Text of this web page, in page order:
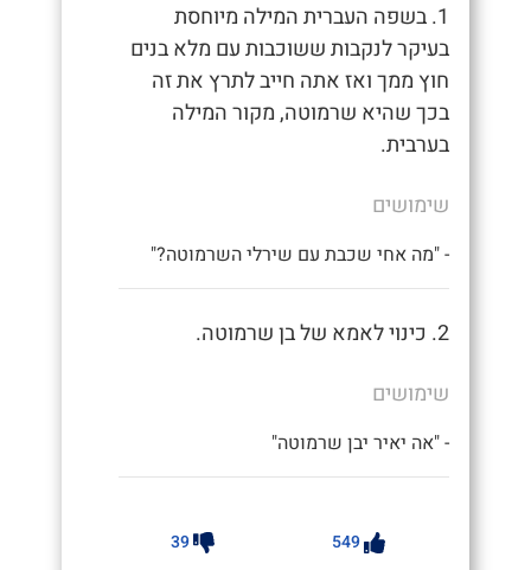
1. בשפה העברית המילה מיוחסת
בעיקר לנקבות ששוכבות עם מלא בנים
חוץ ממך ואז אתה חייב לתרץ את זה
בכך שהיא שרמוטה, מקור המילה
בערבית.
שימושים
- "מה אחי שכבת עם שירלי השרמוטה?"
2. כינוי לאמא של בן שרמוטה.
שימושים
- "אה יאיר יבן שרמוטה"
549
39